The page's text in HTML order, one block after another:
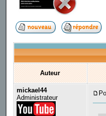
Auteur
mickael44
Administrateur